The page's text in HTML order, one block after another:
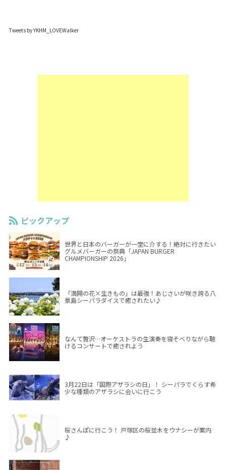
Tweets by YKHM_LOVEWalker
ピックアップ
世界と日本のバーガーが一堂に介する！絶対に行きたい
グルメバーガーの祭典「JAPAN BURGER
CHAMPIONSHIP 2026」
「満開の花×生きもの」は最強！あじさいが咲き誇る八
景島シーパラダイスで癒されたい♪
なんて贅沢…オーケストラの生演奏を寝そべりながら聴
けるコンサートで癒されよう
3月22日は「国際アザラシの日」！ シーパラでくらす希
少な種類のアザラシに会いに行こう
桜さんぽに行こう！ 戸塚区の桜並木をウナシーが案内
♪